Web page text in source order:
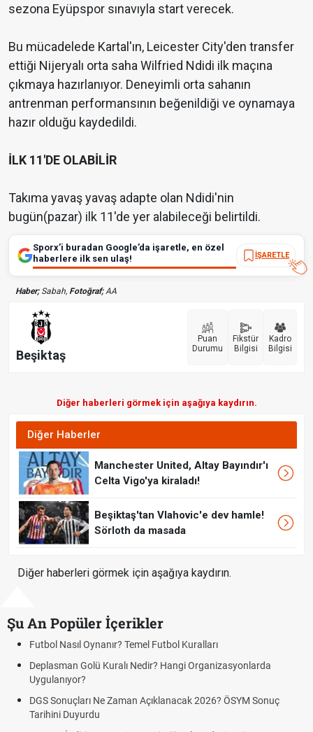
sezona Eyüpspor sınavıyla start verecek.
Bu mücadelede Kartal'ın, Leicester City'den transfer
ettiği Nijeryalı orta saha Wilfried Ndidi ilk maçına
çıkmaya hazırlanıyor. Deneyimli orta sahanın
antrenman performansının beğenildiği ve oynamaya
hazır olduğu kaydedildi.
İLK 11'DE OLABİLİR
Takıma yavaş yavaş adapte olan Ndidi'nin
bugün(pazar) ilk 11'de yer alabileceği belirtildi.
Sporx’i buradan Google’da işaretle, en özel
haberlere ilk sen ulaş!
İŞARETLE
Haber;Sabah, Fotoğraf;AA
Beşiktaş
Puan
Durumu
Fikstür
Bilgisi
Kadro
Bilgisi
Diğer haberleri görmek için aşağıya kaydırın.
Diğer Haberler
Manchester United, Altay Bayındır'ı
Celta Vigo'ya kiraladı!
Beşiktaş'tan Vlahovic'e dev hamle!
Sörloth da masada
Diğer haberleri görmek için aşağıya kaydırın.
Şu An Popüler İçerikler
Futbol Nasıl Oynanır? Temel Futbol Kuralları
Deplasman Golü Kuralı Nedir? Hangi Organizasyonlarda
Uygulanıyor?
DGS Sonuçları Ne Zaman Açıklanacak 2026? ÖSYM Sonuç
Tarihini Duyurdu